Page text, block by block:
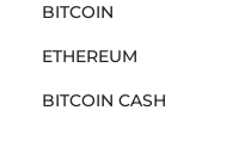
BITCOIN
ETHEREUM
BITCOIN CASH